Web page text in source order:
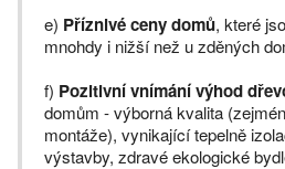
e) Příznivé ceny domů, které
mnohdy i nižší než u zděných
f) Pozitivní vnímání výhod
domům - výborná kvalita
montáže), vynikající tepelně
výstavby, zdravé ekologické